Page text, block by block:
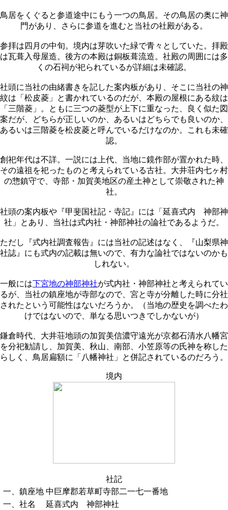
鳥居をくぐると参道途中にもう一つの鳥居。その鳥居の奥に神
門があり、さらに参道を進むと当社の社殿がある。
参拝は四月の中旬。境内は芽吹いた緑で青々としていた。拝殿
は瓦葺入母屋造。後方の本殿は銅板葺流造。社殿の周囲には多
くの石祠が祀られているが詳細は未確認。
社頭に当社の由緒書きを記した案内板があり、そこに当社の神
紋は「松皮菱」と書かれているのだが、本殿の屋根にある紋は
「三階菱」。ともに三つの菱型が上下に重なった、良く似た図
案だが、どちらが正しいのか、あるいはどちらでも良いのか、
あるいは三階菱を松皮菱と呼んでいるだけなのか。これも未確
認。
創祀年代は不詳。一説には上代、当地に鏡作部が置かれた時、
その遠祖を祀ったものと考えられている古社。大井荘内七ヶ村
の惣鎮守で、寺部・加賀美地区の産土神として崇敬された神
社。
社頭の案内板や『甲斐国社記・寺記』には「延喜式内 神部神
社」とあり、当社は式内社・神部神社の論社であるようだ。
ただし『式内社調査報告』には当社の記述はなく、『山梨県神
社誌』にも式内の記載は無いので、有力な論社ではないのかも
しれない。
一般には下宮地の神部神社が式内社・神部神社と考えられてい
るが、当社の鎮座地が寺部なので、宮と寺が分離した時に分社
されたという可能性はないだろうか。（当地の歴史を調べたわ
けではないので、単なる思いつきでしかないが）
鎌倉時代、大井荘地頭の加賀美信濃守遠光が京都石清水八幡宮
を分祀勧請し、加賀美、秋山、南部、小笠原等の氏神を称した
らしく、鳥居扁額に「八幡神社」と併記されているのだろう。
境内
社記
一、鎮座地 中巨摩郡若草町寺部二一七一番地
一、社名
延喜式内 神部神社